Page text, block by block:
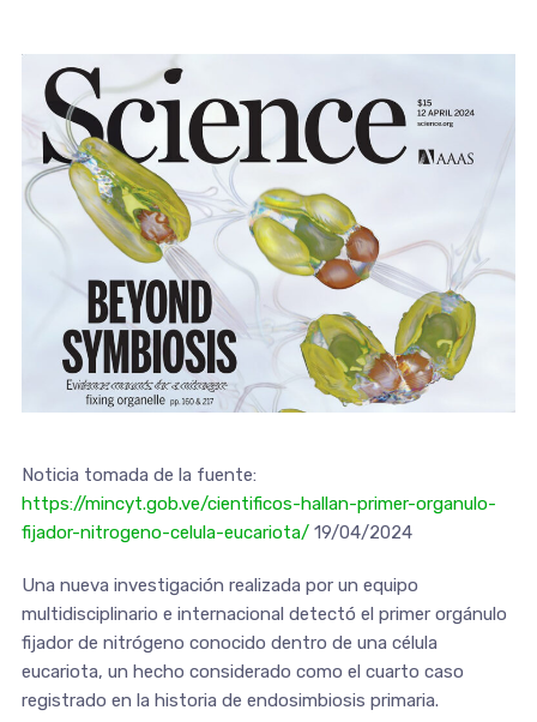
Noticia tomada de la fuente:
https://mincyt.gob.ve/cientificos-hallan-primer-organulo-
fijador-nitrogeno-celula-eucariota/19/04/2024
Una nueva investigación realizada por un equipo
multidisciplinario e internacional detectó el primer orgánulo
fijador de nitrógeno conocido dentro de una célula
eucariota, un hecho considerado como el cuarto caso
registrado en la historia de endosimbiosis primaria.